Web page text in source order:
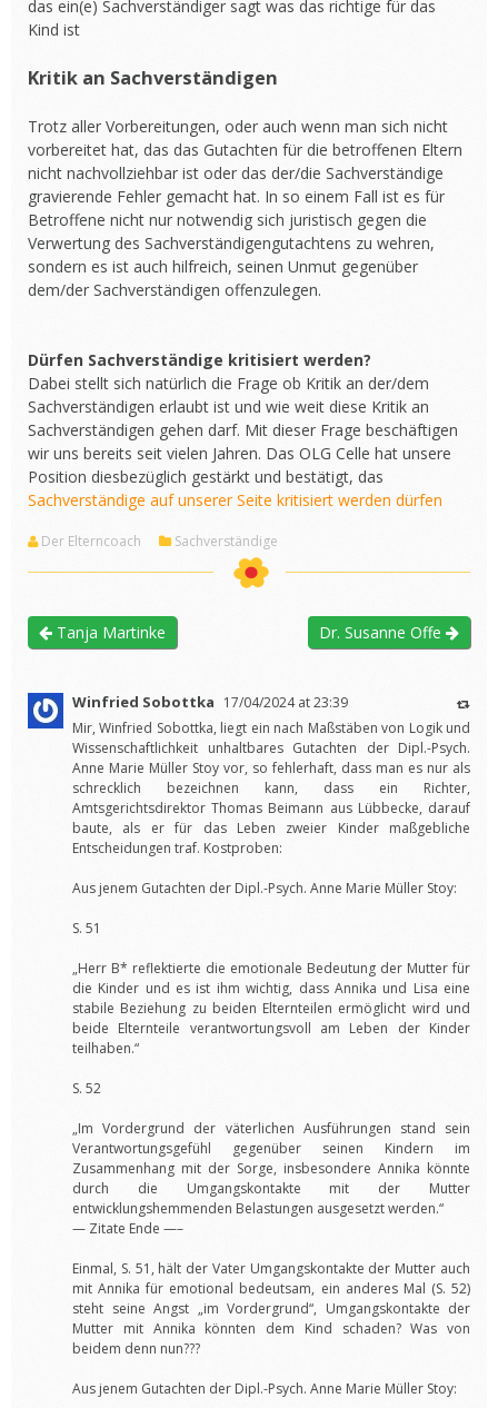
das ein(e) Sachverständiger sagt was das richtige für das
Kind ist
Kritik an Sachverständigen
Trotz aller Vorbereitungen, oder auch wenn man sich nicht
vorbereitet hat, das das Gutachten für die betroffenen Eltern
nicht nachvollziehbar ist oder das der/die Sachverständige
gravierende Fehler gemacht hat. In so einem Fall ist es für
Betroffene nicht nur notwendig sich juristisch gegen die
Verwertung des Sachverständigengutachtens zu wehren,
sondern es ist auch hilfreich, seinen Unmut gegenüber
dem/der Sachverständigen offenzulegen.
Dürfen Sachverständige kritisiert werden?
Dabei stellt sich natürlich die Frage ob Kritik an der/dem
Sachverständigen erlaubt ist und wie weit diese Kritik an
Sachverständigen gehen darf. Mit dieser Frage beschäftigen
wir uns bereits seit vielen Jahren. Das OLG Celle hat unsere
Position diesbezüglich gestärkt und bestätigt, das
Sachverständige auf unserer Seite kritisiert werden dürfen
Der Elterncoach Sachverständige
Tanja Martinke Dr. Susanne Offe
Winfried Sobottka 17/04/2024 at 23:39
Mir, Winfried Sobottka, liegt ein nach Maßstäben von Logik und
Wissenschaftlichkeit unhaltbares Gutachten der Dipl.-Psych.
Anne Marie Müller Stoy vor, so fehlerhaft, dass man es nur als
schrecklich bezeichnen kann, dass ein Richter,
Amtsgerichtsdirektor Thomas Beimann aus Lübbecke, darauf
baute, als er für das Leben zweier Kinder maßgebliche
Entscheidungen traf. Kostproben:
Aus jenem Gutachten der Dipl.-Psych. Anne Marie Müller Stoy:
S. 51
„Herr B* reflektierte die emotionale Bedeutung der Mutter für
die Kinder und es ist ihm wichtig, dass Annika und Lisa eine
stabile Beziehung zu beiden Elternteilen ermöglicht wird und
beide Elternteile verantwortungsvoll am Leben der Kinder
teilhaben.“
S. 52
„Im Vordergrund der väterlichen Ausführungen stand sein
Verantwortungsgefühl gegenüber seinen Kindern im
Zusammenhang mit der Sorge, insbesondere Annika könnte
durch die Umgangskontakte mit der Mutter
entwicklungshemmenden Belastungen ausgesetzt werden.“
— Zitate Ende —–
Einmal, S. 51, hält der Vater Umgangskontakte der Mutter auch
mit Annika für emotional bedeutsam, ein anderes Mal (S. 52)
steht seine Angst „im Vordergrund“, Umgangskontakte der
Mutter mit Annika könnten dem Kind schaden? Was von
beidem denn nun???
Aus jenem Gutachten der Dipl.-Psych. Anne Marie Müller Stoy: